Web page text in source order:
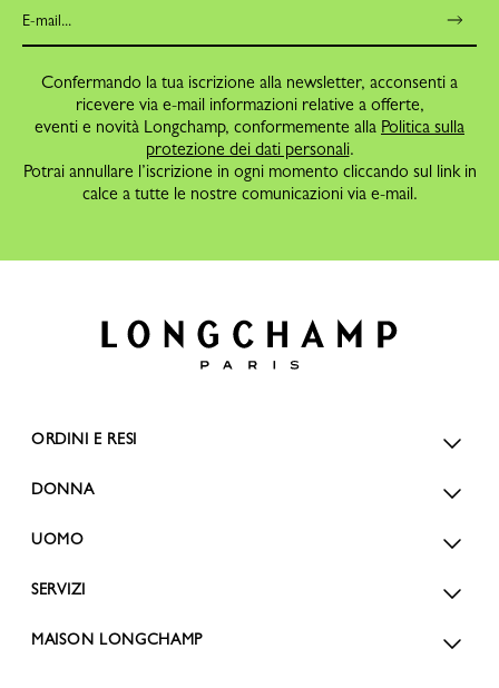
Confermando la tua iscrizione alla newsletter, acconsenti a
ricevere via e-mail informazioni relative a offerte,
eventi e novità Longchamp, conformemente alla Politica sulla
protezione dei dati personali.
Potrai annullare l’iscrizione in ogni momento cliccando sul link in
calce a tutte le nostre comunicazioni via e-mail.
ORDINI E RESI
DONNA
UOMO
SERVIZI
MAISON LONGCHAMP